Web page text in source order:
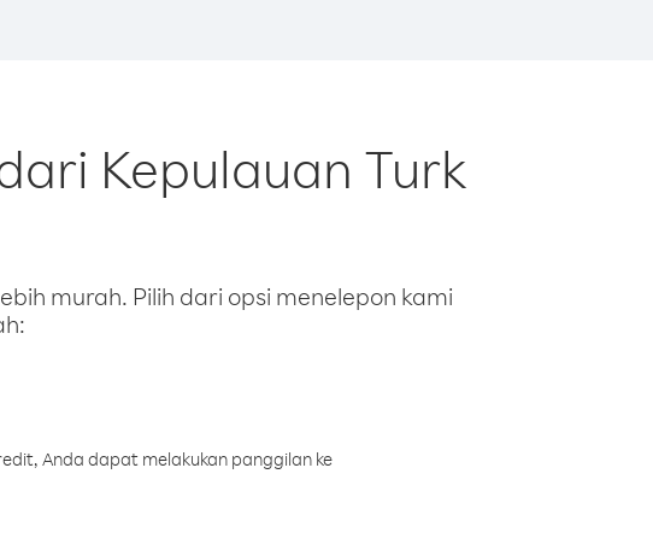
Kepulauan Turk
murah. Pilih dari opsi menelepon kami
Anda dapat melakukan panggilan ke